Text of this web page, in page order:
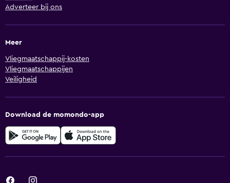
Adverteer bij ons
Meer
Vliegmaatschappij-kosten
Vliegmaatschappijen
Veiligheid
Download de momondo-app